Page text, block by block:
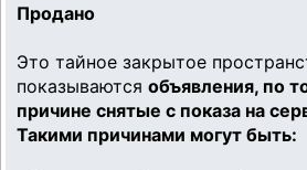
Продано
Это тайное закрытое
показываются объявления, по
причине снятые с показа на
Такими причинами могут быть: